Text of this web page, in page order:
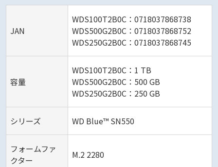
JAN
WDS100T2B0C：0718037868738
WDS500G2B0C：0718037868752
WDS250G2B0C：0718037868745
容量
WDS100T2B0C：1 TB
WDS500G2B0C：500 GB
WDS250G2B0C：250 GB
シリーズ WD Blue™ SN550
フォームファ
クター
M.2 2280